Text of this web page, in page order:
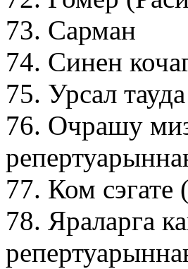
73. Сарман
74. Синен
75. Урсал
76. Очрашу
77. Ком
78. Яраларга